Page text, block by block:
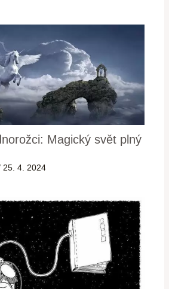
Magický svět plný
25. 4. 2024